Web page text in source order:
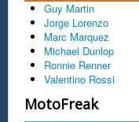
Guy Martin
Jorge Lorenzo
Marc Marquez
Michael Dunlop
Ronnie Renner
Valentino Rossi
MotoFreak